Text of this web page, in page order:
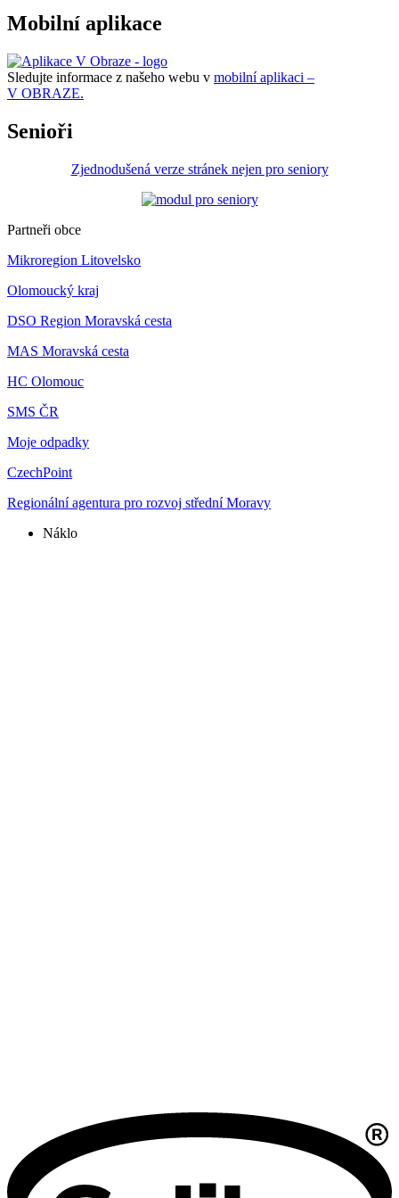
Mobilní aplikace
Sledujte informace z našeho webu v mobilní aplikaci –
V OBRAZE.
Senioři
Zjednodušená verze stránek nejen pro seniory
Partneři obce
Mikroregion Litovelsko
Olomoucký kraj
DSO Region Moravská cesta
MAS Moravská cesta
HC Olomouc
SMS ČR
Moje odpadky
CzechPoint
Regionální agentura pro rozvoj střední Moravy
Náklo